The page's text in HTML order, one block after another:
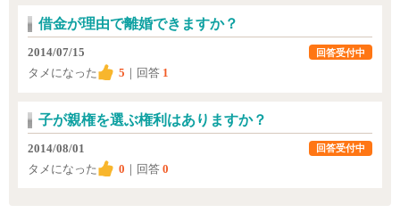
借金が理由で離婚できますか？
2014/07/15
タメになった
5 ｜回答 1
回答受付中
子が親権を選ぶ権利はありますか？
2014/08/01
タメになった
0 ｜回答 0
回答受付中